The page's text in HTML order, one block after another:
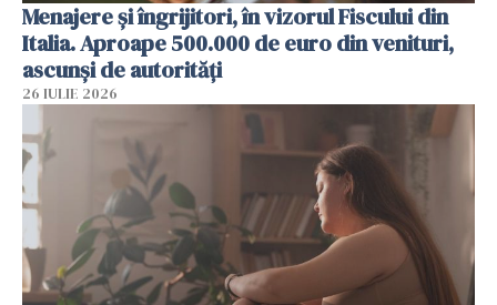
Menajere și îngrijitori, în vizorul Fiscului din
Italia. Aproape 500.000 de euro din venituri,
ascunși de autorități
26 IULIE 2026